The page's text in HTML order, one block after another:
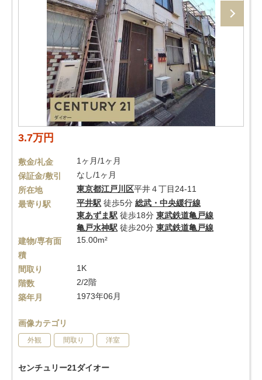
3.7万円
敷金/礼金
1ヶ月/1ヶ月
保証金/敷引
なし/1ヶ月
所在地
東京都江戸川区平井４丁目24-11
最寄り駅
平井駅 徒歩5分 総武・中央緩行線
東あずま駅 徒歩18分 東武鉄道亀戸線
亀戸水神駅 徒歩20分 東武鉄道亀戸線
建物/専有面
積
15.00m²
間取り
1K
階数
2/2階
築年月
1973年06月
画像カテゴリ
外観 間取り 洋室
センチュリー21ダイオー